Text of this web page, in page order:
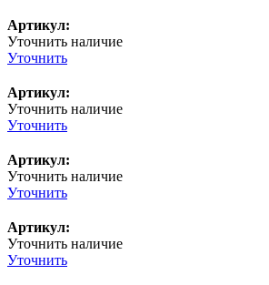
Артикул:
Уточнить наличие
Уточнить
Артикул:
Уточнить наличие
Уточнить
Артикул:
Уточнить наличие
Уточнить
Артикул:
Уточнить наличие
Уточнить